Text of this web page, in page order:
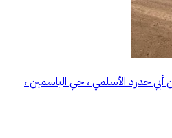
أبي حدرد الأسلمي ، حي الياسمين ،